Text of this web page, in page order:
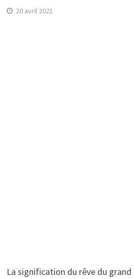
20 avril 2021
La signification du rêve du